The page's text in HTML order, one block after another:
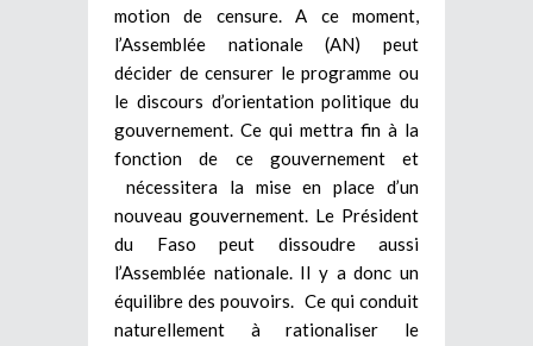
motion de censure. A ce moment,
l’Assemblée nationale (AN) peut
décider de censurer le programme ou
le discours d’orientation politique du
gouvernement. Ce qui mettra fin à la
fonction de ce gouvernement et
nécessitera la mise en place d’un
nouveau gouvernement. Le Président
du Faso peut dissoudre aussi
l’Assemblée nationale. Il y a donc un
équilibre des pouvoirs. Ce qui conduit
naturellement à rationaliser le